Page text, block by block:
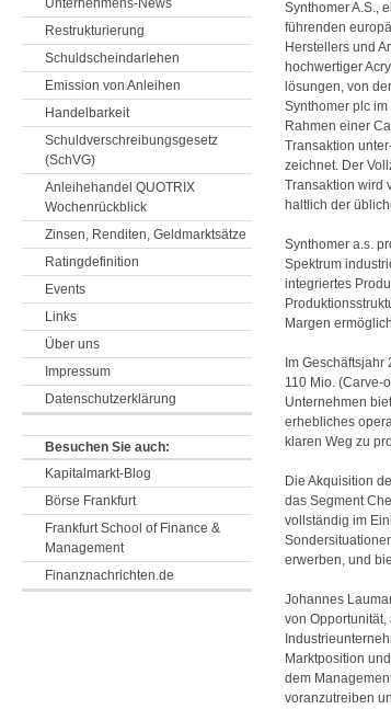
Synthomer A.S.,
führenden
Her­stellers und
hoch­wertiger
lösungen, von der
Synthomer plc im
Rahmen einer
Trans­aktion
zeichnet. Der
Trans­aktion wird
haltlich der
Synthomer a.s.
Spektrum
integriertes
Margen
Im
110 Mio. (Carve-
Unternehmen
erhebliches
klaren Weg zu
Die Akquisition
das Segment
vollständig im
erwerben, und
Johannes
von
Marktposition
dem
voranzutreiben
Unternehmens-News
Restrukturierung
Schuldscheindarlehen
Emission von Anleihen
Handelbarkeit
Schuldverschreibungsgesetz
(SchVG)
Anleihehandel QUOTRIX
Wochenrückblick
Zinsen, Renditen, Geldmarktsätze
Ratingdefinition
Events
Links
Über uns
Impressum
Datenschutzerklärung
Besuchen Sie auch:
Kapitalmarkt-Blog
Börse Frankfurt
Frankfurt School of Finance &
Management
Finanznachrichten.de